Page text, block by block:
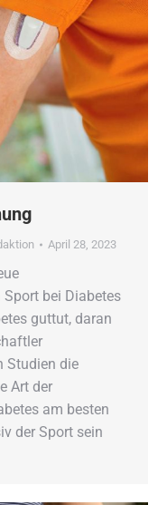
April 28, 2023
bei Diabetes
guttut, daran
Studien die
Art der
am besten
der Sport sein